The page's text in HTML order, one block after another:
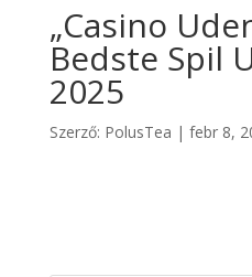
„Casino
Bedste Spil
2025
Szerző: PolusTea | febr 8,